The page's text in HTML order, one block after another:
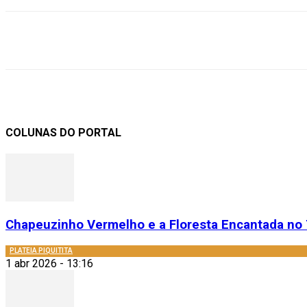
COLUNAS DO PORTAL
Chapeuzinho Vermelho e a Floresta Encantada
PLATEIA PIQUITITA
1 abr 2026 - 13:16